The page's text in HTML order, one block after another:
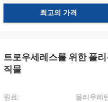
최고의 가격
트로우세레스를 위한 폴
직물
원료:
폴리우레